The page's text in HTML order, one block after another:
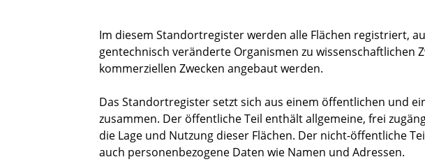
Im diesem Standortregister werden alle Flächen registriert,
gentechnisch veränderte Organismen zu wissenschaftlichen
kommerziellen Zwecken angebaut werden.
Das Standortregister setzt sich aus einem öffentlichen und
zusammen. Der öffentliche Teil enthält allgemeine, frei
die Lage und Nutzung dieser Flächen. Der nicht-öffentliche
auch personenbezogene Daten wie Namen und Adressen.